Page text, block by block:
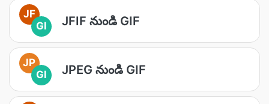
JF
GI
JFIF నుండి GIF
JP
GI
JPEG నుండి GIF